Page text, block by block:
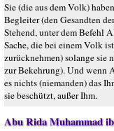
Sie (die aus dem Volk)
Begleiter (den Gesandten
Stehend, unter dem Befehl
Sache, die bei einem Volk
zurücknehmen) solange sie
zur Bekehrung). Und wenn
es nichts (niemanden) das
sie beschützt, außer Ihm.
Abu Rida Muhammad